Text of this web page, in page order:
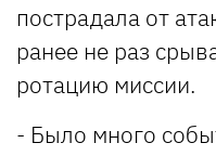
пострадала от
ранее не раз
ротацию миссии.
- Было много